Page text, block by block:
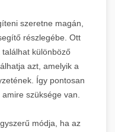
szeretne magán,
részlegébe. Ott
különböző
azt, amelyik a
Így pontosan
szüksége van.
módja, ha az